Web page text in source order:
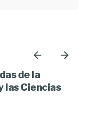
de la
las Ciencias